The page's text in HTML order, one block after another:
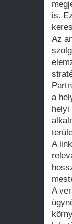
is.
Az
a
helyi
A
A